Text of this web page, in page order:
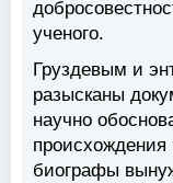
ученого.
Груздевым и
разысканы
научно
происхождения
биографы